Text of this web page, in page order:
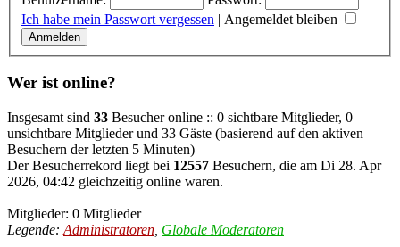
Ich habe mein Passwort vergessen | Angemeldet bleiben
Wer ist online?
Insgesamt sind 33 Besucher online :: 0 sichtbare Mitglieder, 0
unsichtbare Mitglieder und 33 Gäste (basierend auf den aktiven
Besuchern der letzten 5 Minuten)
Der Besucherrekord liegt bei 12557 Besuchern, die am Di 28. Apr
2026, 04:42 gleichzeitig online waren.
Mitglieder: 0 Mitglieder
Legende: Administratoren Globale Moderatoren